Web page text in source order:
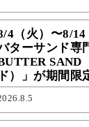
4（火）〜8/
ターサンド専
SAND
ド）」が期間限